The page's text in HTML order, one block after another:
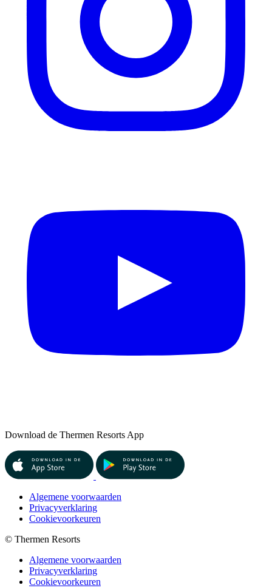
Download de Thermen Resorts App
Algemene voorwaarden
Privacyverklaring
Cookievoorkeuren
© Thermen Resorts
Algemene voorwaarden
Privacyverklaring
Cookievoorkeuren